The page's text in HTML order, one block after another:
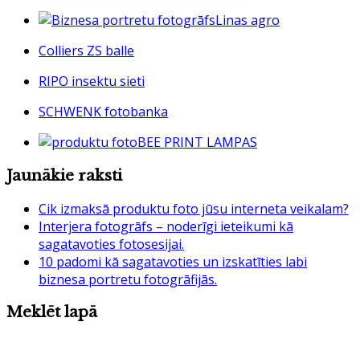
Linas agro
Colliers ZS balle
RIPO insektu sieti
SCHWENK fotobanka
BEE PRINT LAMPAS
Jaunākie raksti
Cik izmaksā produktu foto jūsu interneta veikalam?
Interjera fotogrāfs – noderīgi ieteikumi kā
sagatavoties fotosesijai.
10 padomi kā sagatavoties un izskatīties labi
biznesa portretu fotogrāfijās.
Meklēt lapā